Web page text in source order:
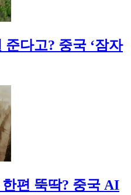
준다고? 중국 ‘잠자
편 뚝딱? 중국 AI